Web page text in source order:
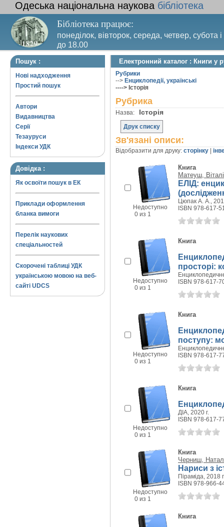
Одеська національна наукова бібліотека
Бібліотека працює:
понеділок, вівторок, середа, четвер, субота
до 18.00
Вихідний день – п’ятниця. Останній четвер
Пошук :
Нові надходження
Простий пошук
Автори
Видавництва
Серії
Тезауруси
Індекси УДК
Довідка :
Як освоїти пошук в ЕК
Приклади оформлення
бланка вимоги
Перелік наукових
спеціальностей
Скорочені таблиці УДК
українською мовою на веб-
сайті UDCS
Електронний каталог : Книги у
Рубрики
--> Енциклопедії, українські
----> Історія
Рубрика
Назва: Історія
Друк списку
Зв'язані описи:
Відобразити для друку: сторінку
Недоступно
0 из 1
Книга
Матеуш,
ЕЛІД:
Цюпак А. А.,
ISBN 978-617-
Недоступно
0 из 1
Книга
просторі:
ISBN 978-617-
Недоступно
0 из 1
Книга
поступу:
ISBN 978-617-
Недоступно
0 из 1
Книга
ДІА, 2020 г.
ISBN 978-617-
Недоступно
0 из 1
Книга
Черниш,
Нариси з
Піраміда, 2018
ISBN 978-966-
Книга